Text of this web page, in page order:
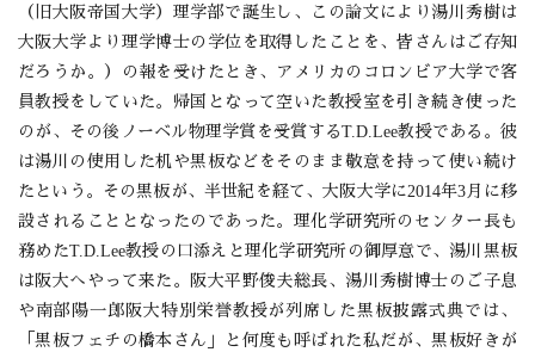
（旧大阪帝国大学）理学部で誕生し、この論文により湯川秀樹は
大阪大学より理学博士の学位を取得したことを、皆さんはご存知
だろうか。）の報を受けたとき、アメリカのコロンビア大学で客
員教授をしていた。帰国となって空いた教授室を引き続き使った
のが、その後ノーベル物理学賞を受賞するT.D.Lee教授である。彼
は湯川の使用した机や黒板などをそのまま敬意を持って使い続け
たという。その黒板が、半世紀を経て、大阪大学に2014年3月に移
設されることとなったのであった。理化学研究所のセンター長も
務めたT.D.Lee教授の口添えと理化学研究所の御厚意で、湯川黒板
は阪大へやって来た。阪大平野俊夫総長、湯川秀樹博士のご子息
や南部陽一郎阪大特別栄誉教授が列席した黒板披露式典では、
「黒板フェチの橋本さん」と何度も呼ばれた私だが、黒板好きが